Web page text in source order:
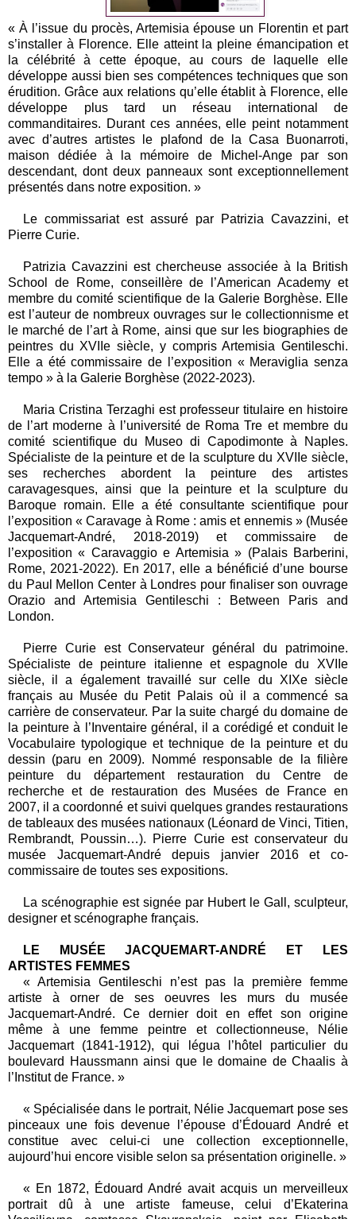
« À l’issue du procès, Artemisia épouse un Florentin et part
s’installer à Florence. Elle atteint la pleine émancipation et
la célébrité à cette époque, au cours de laquelle elle
développe aussi bien ses compétences techniques que son
érudition. Grâce aux relations qu’elle établit à Florence, elle
développe plus tard un réseau international de
commanditaires. Durant ces années, elle peint notamment
avec d’autres artistes le plafond de la Casa Buonarroti,
maison dédiée à la mémoire de Michel-Ange par son
descendant, dont deux panneaux sont exceptionnellement
présentés dans notre exposition. »
Le commissariat est assuré par Patrizia Cavazzini, et
Pierre Curie.
Patrizia Cavazzini est chercheuse associée à la British
School de Rome, conseillère de l’American Academy et
membre du comité scientifique de la Galerie Borghèse. Elle
est l’auteur de nombreux ouvrages sur le collectionnisme et
le marché de l’art à Rome, ainsi que sur les biographies de
peintres du XVIIe siècle, y compris Artemisia Gentileschi.
Elle a été commissaire de l’exposition « Meraviglia senza
tempo » à la Galerie Borghèse (2022-2023).
Maria Cristina Terzaghi est professeur titulaire en histoire
de l’art moderne à l’université de Roma Tre et membre du
comité scientifique du Museo di Capodimonte à Naples.
Spécialiste de la peinture et de la sculpture du XVIIe siècle,
ses recherches abordent la peinture des artistes
caravagesques, ainsi que la peinture et la sculpture du
Baroque romain. Elle a été consultante scientifique pour
l’exposition « Caravage à Rome : amis et ennemis » (Musée
Jacquemart-André, 2018-2019) et commissaire de
l’exposition « Caravaggio e Artemisia » (Palais Barberini,
Rome, 2021-2022). En 2017, elle a bénéficié d’une bourse
du Paul Mellon Center à Londres pour finaliser son ouvrage
Orazio and Artemisia Gentileschi : Between Paris and
London.
Pierre Curie est Conservateur général du patrimoine.
Spécialiste de peinture italienne et espagnole du XVIIe
siècle, il a également travaillé sur celle du XIXe siècle
français au Musée du Petit Palais où il a commencé sa
carrière de conservateur. Par la suite chargé du domaine de
la peinture à l’Inventaire général, il a corédigé et conduit le
Vocabulaire typologique et technique de la peinture et du
dessin (paru en 2009). Nommé responsable de la filière
peinture du département restauration du Centre de
recherche et de restauration des Musées de France en
2007, il a coordonné et suivi quelques grandes restaurations
de tableaux des musées nationaux (Léonard de Vinci, Titien,
Rembrandt, Poussin…). Pierre Curie est conservateur du
musée Jacquemart-André depuis janvier 2016 et co-
commissaire de toutes ses expositions.
La scénographie est signée par Hubert le Gall, sculpteur,
designer et scénographe français.
LE MUSÉE JACQUEMART-ANDRÉ ET LES
ARTISTES FEMMES
« Artemisia Gentileschi n’est pas la première femme
artiste à orner de ses oeuvres les murs du musée
Jacquemart-André. Ce dernier doit en effet son origine
même à une femme peintre et collectionneuse, Nélie
Jacquemart (1841-1912), qui légua l’hôtel particulier du
boulevard Haussmann ainsi que le domaine de Chaalis à
l’Institut de France. »
« Spécialisée dans le portrait, Nélie Jacquemart pose ses
pinceaux une fois devenue l’épouse d’Édouard André et
constitue avec celui-ci une collection exceptionnelle,
aujourd’hui encore visible selon sa présentation originelle. »
« En 1872, Édouard André avait acquis un merveilleux
portrait dû à une artiste fameuse, celui d’Ekaterina